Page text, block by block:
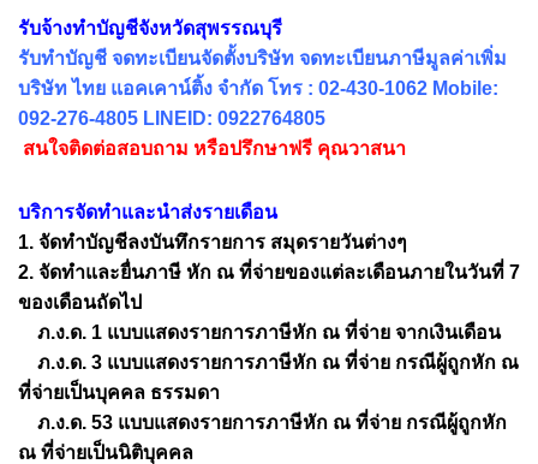
รับจ้างทำบัญชีจังหวัดสุพรรณบุรี
รับทำบัญชี จดทะเบียนจัดตั้งบริษัท จดทะเบียนภาษีมูลค่าเพิ่ม
บริษัท ไทย แอคเคาน์ติ้ง จำกัด โทร : 02-430-1062 Mobile:
092-276-4805 LINEID: 0922764805
สนใจติดต่อสอบถาม หรือปรึกษาฟรี คุณวาสนา
บริการจัดทำและนำส่งรายเดือน
1. จัดทำบัญชีลงบันทึกรายการ สมุดรายวันต่างๆ
2. จัดทำและยื่นภาษี หัก ณ ที่จ่ายของแต่ละเดือนภายในวันที่ 7
ของเดือนถัดไป
ภ.ง.ด. 1 แบบแสดงรายการภาษีหัก ณ ที่จ่าย จากเงินเดือน
ภ.ง.ด. 3 แบบแสดงรายการภาษีหัก ณ ที่จ่าย กรณีผู้ถูกหัก ณ
ที่จ่ายเป็นบุคคล ธรรมดา
ภ.ง.ด. 53 แบบแสดงรายการภาษีหัก ณ ที่จ่าย กรณีผู้ถูกหัก
ณ ที่จ่ายเป็นนิติบุคคล